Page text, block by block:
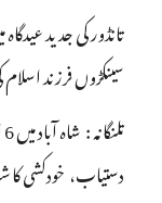
تانڈور کی جدید
سینکڑوں فرزند
دستیاب، خودکشی کا